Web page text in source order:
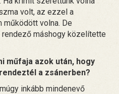
volt, az ezzel a
volna. De
máshogy közelítette
műfaja azok után, hogy
a zsánerben?
inkább mindenevő